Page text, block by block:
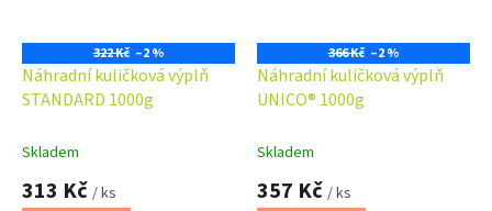
322 Kč –2 %
Náhradní kuličková výplň
STANDARD 1000g
Skladem
313 Kč / ks
366 Kč –2 %
Náhradní kuličková výplň
UNICO® 1000g
Skladem
357 Kč / ks